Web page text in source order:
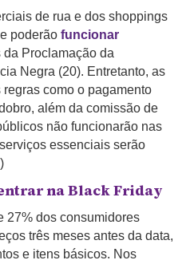
de rua e dos shoppings
poderão funcionar
da Proclamação da
Negra (20). Entretanto, as
como o pagamento
além da comissão de
não funcionarão nas
essenciais serão
na Black Friday
27% dos consumidores
três meses antes da data,
e itens básicos. Nos